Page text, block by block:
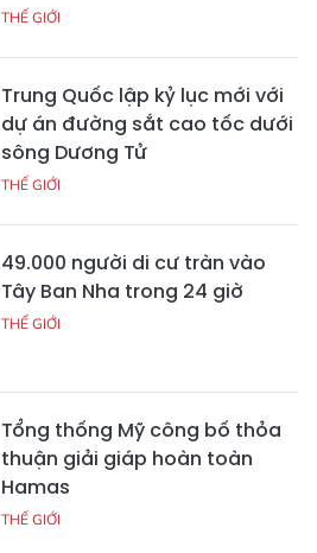
THẾ GIỚI
Trung Quốc lập kỷ lục mới với
dự án đường sắt cao tốc dưới
sông Dương Tử
THẾ GIỚI
49.000 người di cư tràn vào
Tây Ban Nha trong 24 giờ
THẾ GIỚI
Tổng thống Mỹ công bố thỏa
thuận giải giáp hoàn toàn
Hamas
THẾ GIỚI